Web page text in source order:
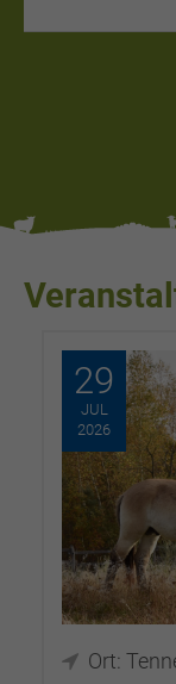
29
JUL
2026
Ort: